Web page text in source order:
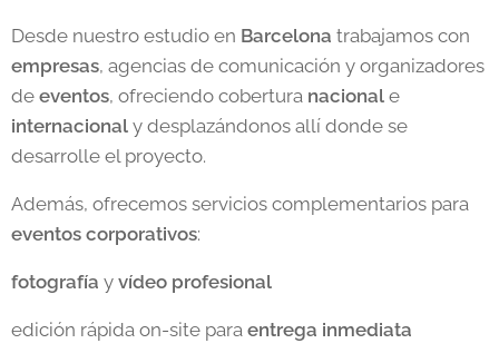
Desde nuestro estudio en Barcelona trabajamos con
empresas, agencias de comunicación y organizadores
de eventos, ofreciendo cobertura nacional e
internacional y desplazándonos allí donde se
desarrolle el proyecto.
Además, ofrecemos servicios complementarios para
eventos corporativos:
fotografía y vídeo profesional
edición rápida on-site para entrega inmediata